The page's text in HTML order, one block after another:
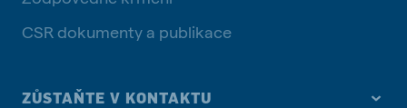
CSR dokumenty a publikace
ZŮSTAŇTE V KONTAKTU